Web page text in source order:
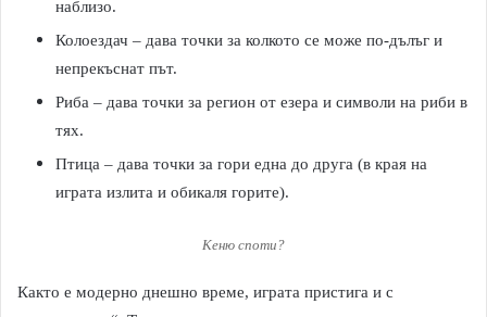
наблизо.
Колоездач – дава точки за колкото се може по-дълъг и
непрекъснат път.
Риба – дава точки за регион от езера и символи на риби в
тях.
Птица – дава точки за гори една до друга (в края на
играта излита и обикаля горите).
Кеню споти?
Както е модерно днешно време, играта пристига и с